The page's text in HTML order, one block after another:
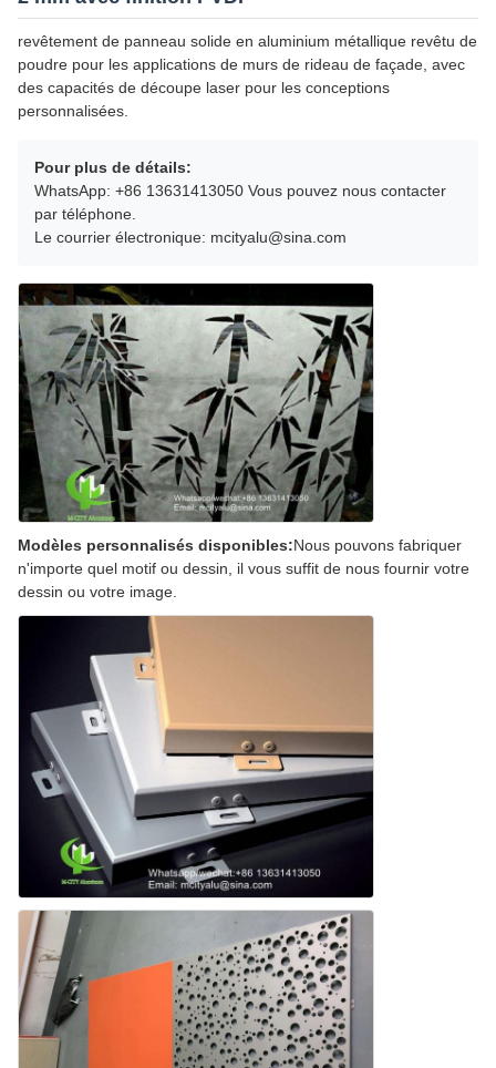
revêtement de panneau solide en aluminium métallique revêtu de
poudre pour les applications de murs de rideau de façade, avec
des capacités de découpe laser pour les conceptions
personnalisées.
Pour plus de détails:
WhatsApp: +86 13631413050 Vous pouvez nous contacter
par téléphone.
Le courrier électronique: mcityalu@sina.com
Modèles personnalisés disponibles:Nous pouvons fabriquer
n'importe quel motif ou dessin, il vous suffit de nous fournir votre
dessin ou votre image.